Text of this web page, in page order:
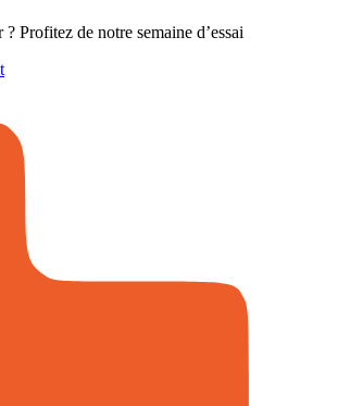
Profitez de notre semaine d’essai